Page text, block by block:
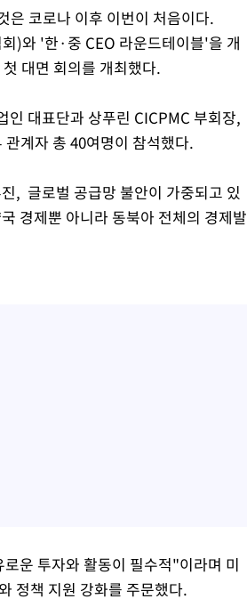
은 코로나 이후 이번이 처음이다.
)와 '한·중 CEO 라운드테이블'을 개
대면 회의를 개최했다.
인 대표단과 상푸린 CICPMC 부회장,
계자 총 40여명이 참석했다.
, 글로벌 공급망 불안이 가중되고 있
경제뿐 아니라 동북아 전체의 경제발
운 투자와 활동이 필수적"이라며 미
정책 지원 강화를 주문했다.